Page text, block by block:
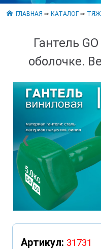
ГЛАВНАЯ ➠КАТАЛОГ ➠
Гантель
оболочке.
❮
Артикул: 31731